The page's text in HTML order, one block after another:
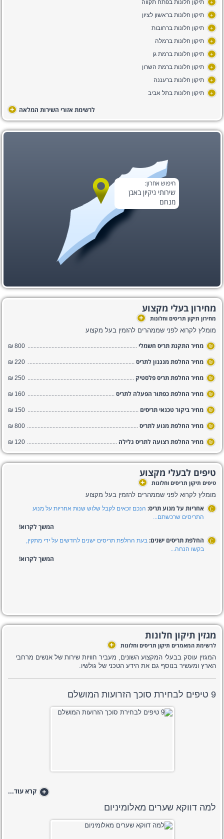
+ תיקון חלונות בפתח תקווה
+ תיקון חלונות בראשון לציון
+ תיקון חלונות ברחובות
+ תיקון חלונות ברמלה
+ תיקון חלונות ברמת גן
+ תיקון חלונות ברמת השרון
+ תיקון חלונות ברעננה
+ תיקון חלונות בתל אביב
לרשימת אזורי השירות המלאה +
חיפוש אחרון:
שירותי ניקיון באבן
מנחם
מחירון בעלי מקצוע
מחירון תיקון תריסים וחלונות +
מומלץ לקרוא לפני שממהרים להזמין בעל מקצוע
₪ מחיר התקנת תריס חשמלי 800 ₪
₪ מחיר החלפת מנגנון לתריס 220 ₪
₪ מחיר החלפת תריס פלסטיק 250 ₪
₪ מחיר החלפת כפתור הפעלה לתריס 160 ₪
₪ מחיר ביקור טכנאי תריסים 150 ₪
₪ מחיר החלפת מנוע לתריס 800 ₪
₪ מחיר החלפת רצועה לתריס גלילה 120 ₪
טיפים לבעלי מקצוע
טיפים תיקון תריסים וחלונות +
מומלץ לקרוא לפני שממהרים להזמין בעל מקצוע
:) אחריות על מנוע תריס: הנכם זכאים לקבל שלוש שנות אחריות על מנוע
התריסים שרכשתם...
המשך לקרוא!
:) החלפת תריסים ישנים: בעת החלפת תריסים ישנים לחדשים על ידי מתקין,
בקשו הנחה...
המשך לקרוא!
מגזין תיקון חלונות
לרשימת המאמרים תיקון תריסים וחלונות +
המגזין עוסק בבעלי המקצוע השונים, מעביר חוויות שירות של אנשים מרחבי
הארץ ומעשיר בנוסף גם את הידע הטכני של גולשיו.
9 טיפים לבחירת סוכך הזרועות המושלם
+ קרא עוד...
למה דווקא שערים מאלומיניום